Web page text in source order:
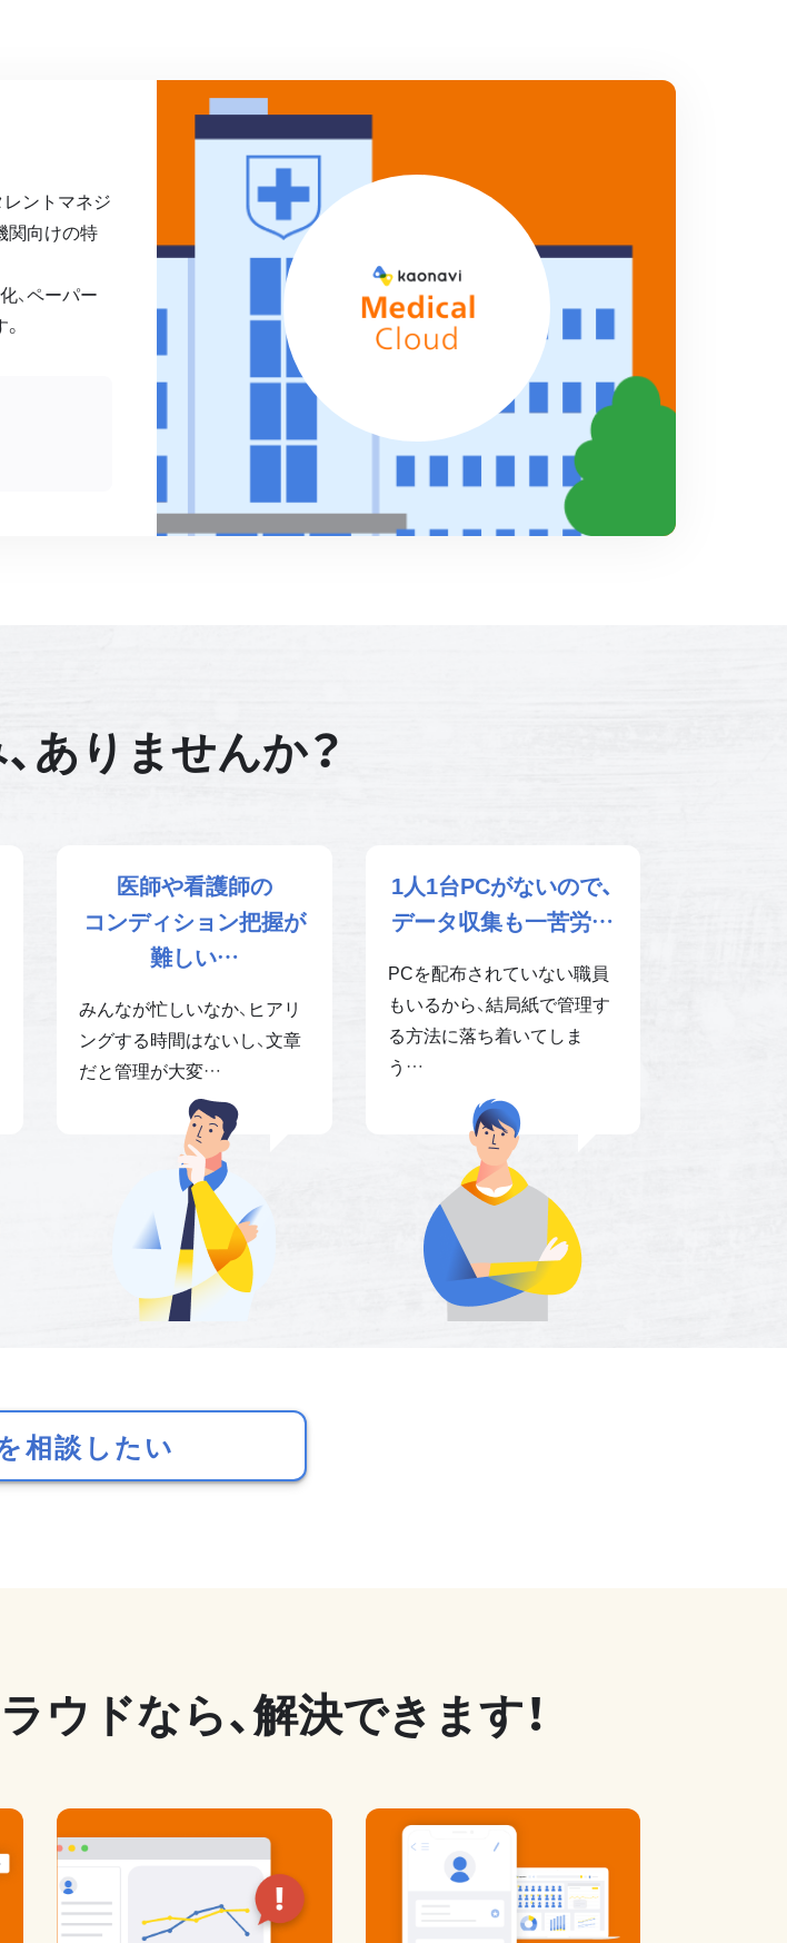
レントマネジ
関向けの特
、ペーパー
ありませんか？
医師や看護師の
コンディション把握が
難しい…
みんなが忙しいなか、ヒアリ
ングする時間はないし、文章
だと管理が大変…
1人1台PCがないので、
データ収集も一苦労…
PCを配布されていない職員
もいるから、結局紙で管理す
る方法に落ち着いてしま
う…
相談したい
ドなら、解決できます！